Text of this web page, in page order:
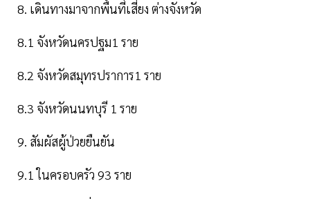
8. เดินทางมาจากพื้นที่เสี่ยง ต่างจังหวัด
8.1 จังหวัดนครปฐม1 ราย
8.2 จังหวัดสมุทรปราการ1 ราย
8.3 จังหวัดนนทบุรี 1 ราย
9. สัมผัสผู้ป่วยยืนยัน
9.1 ในครอบครัว 93 ราย